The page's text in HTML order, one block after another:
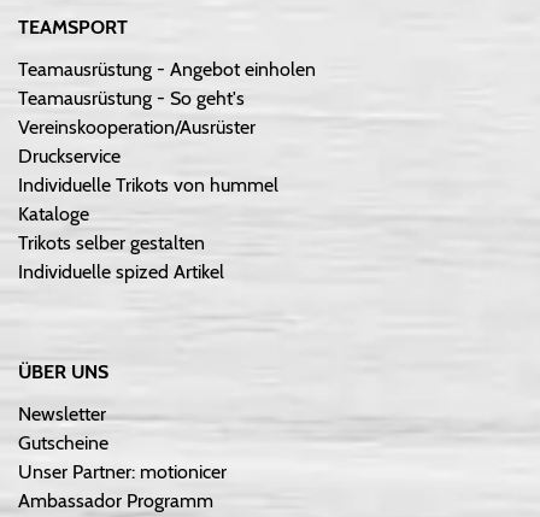
TEAMSPORT
Teamausrüstung - Angebot einholen
Teamausrüstung - So geht's
Vereinskooperation/Ausrüster
Druckservice
Individuelle Trikots von hummel
Kataloge
Trikots selber gestalten
Individuelle spized Artikel
ÜBER UNS
Newsletter
Gutscheine
Unser Partner: motionicer
Ambassador Programm